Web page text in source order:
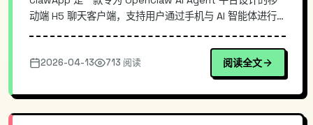
动端 H5 聊天客户端，支持用户通过手机与 AI 智能体进行
现跨平台兼容。目前已在 GitHub 获得 379 Stars，对于需
要在移动场景下使用 AI Agent 的开发者和小团队而言，是
2026-04-13 713 阅读 阅读全文